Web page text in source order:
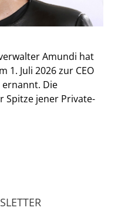
Amundi hat
1. Juli 2026 zur CEO
ernannt. Die
Spitze jener Private-